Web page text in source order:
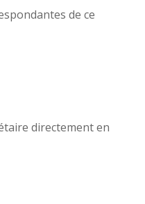
de ce
directement en